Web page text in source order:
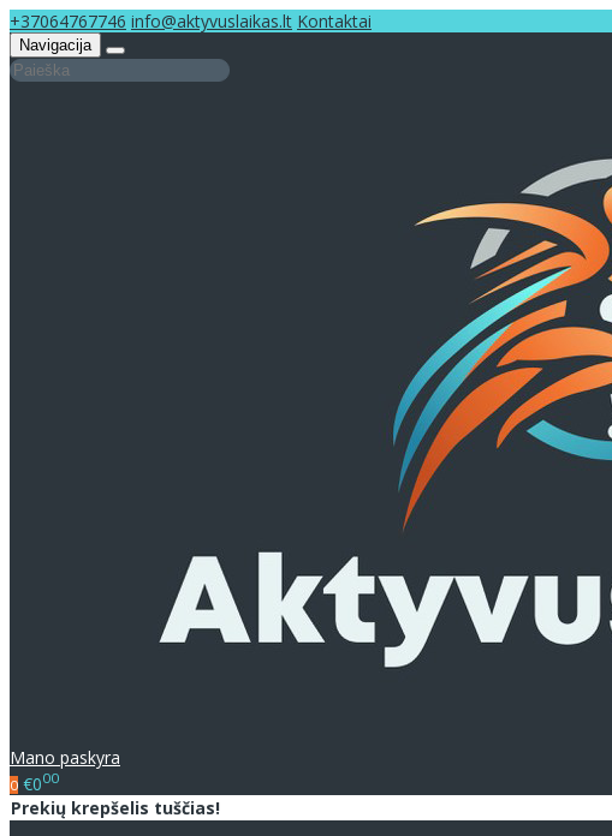
+37064767746 info@aktyvuslaikas.lt Kontaktai
Navigacija
Mano paskyra
0 €000
Prekių krepšelis tuščias!